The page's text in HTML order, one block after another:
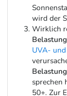
wird der
Wirklich
Belastung
UVA-
sprechen
50+. Zur